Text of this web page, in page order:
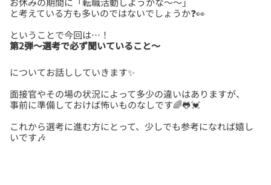
第2弾～選考で必ず聞いていること～
面接官やその場の状況によって多少の違いはありますが、
これから選考に進む方にとって、少しでも参考になれば嬉し